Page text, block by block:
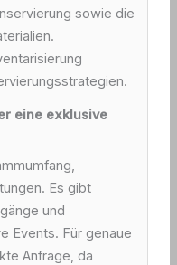
sowie die
eine exklusive
Es gibt
und
Events. Für genaue
Anfrage, da